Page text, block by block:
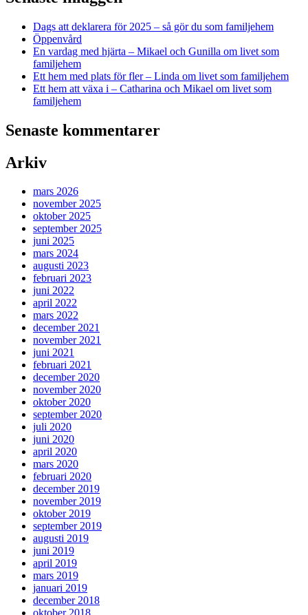
Dags att deklarera för 2025 – så gör du som familjehem
Öppenvård
En vardag med hjärta – Mikael och Gunilla om livet som
familjehem
Ett hem med plats för fler – Linda om livet som familjehem
Ett hem att växa i – Catharina och Mikael om livet som
familjehem
Senaste kommentarer
Arkiv
mars 2026
november 2025
oktober 2025
september 2025
juni 2025
mars 2024
augusti 2023
februari 2023
juni 2022
april 2022
mars 2022
december 2021
november 2021
juni 2021
februari 2021
december 2020
november 2020
oktober 2020
september 2020
juli 2020
juni 2020
april 2020
mars 2020
februari 2020
december 2019
november 2019
oktober 2019
september 2019
augusti 2019
juni 2019
april 2019
mars 2019
januari 2019
december 2018